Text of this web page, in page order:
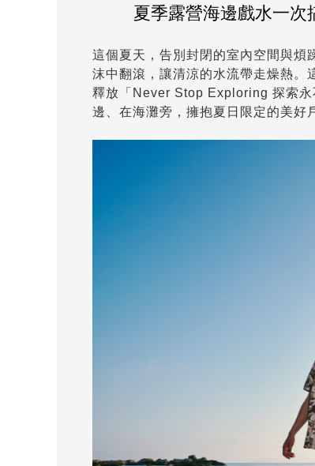
夏季露營海邊戲水一次
這個夏天，告別封閉的室內空間與煩
沫中翻滾，讓清涼的水流帶走燥熱
釋放「Never Stop Exploring 探索永
邊、在海灘旁，擁抱夏日限定的美好